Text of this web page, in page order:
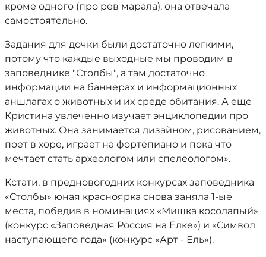
кроме одного (про рев марала), она отвечала
самостоятельно.
Задания для дочки были достаточно легкими,
потому что каждые выходные мы проводим в
заповеднике "Столбы", а там достаточно
информации на баннерах и информационных
аншлагах о животных и их среде обитания. А еще
Кристина увлеченно изучает энциклопедии про
животных. Она занимается дизайном, рисованием,
поет в хоре, играет на фортепиано и пока что
мечтает стать археологом или спелеологом».
Кстати, в предновогодних конкурсах заповедника
«Столбы» юная красноярка снова заняла 1-ые
места, победив в номинациях «Мишка косолапый»
(конкурс «Заповедная Россия на Елке») и «Символ
наступающего года» (конкурс «Арт - Ель»).